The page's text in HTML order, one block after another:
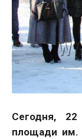
Сегодня,
площади им.